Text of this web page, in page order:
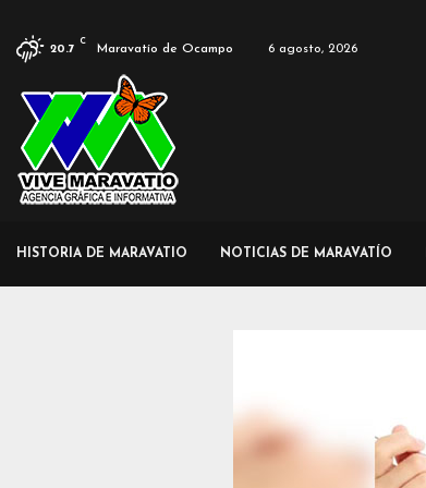
20.7
C
Maravatío de Ocampo 6 agosto, 2026
HISTORIA DE MARAVATIO NOTICIAS DE MARAVATÍO